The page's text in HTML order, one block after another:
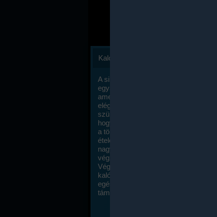
Kalóriaszámlálás
A sikeres fogyás titka valójában igen
egyszerű: égess több energiát, mint
amennyit beviszel. Természetesen
elég nagy fegyelemre és akaraterőre
szükség, de meglepődve fogod
hogy a kalóriaszámolás mennyire
a többi diétához képest. Itt nincsenek
ételek és a megengedett kalóriabevitelt
nagymértékben növelheted ha
végzel.
Végül, de nem utolsó sorban, a
kalóriaszámolás módszerét a legtöbb
egészségügyi szakorvos ajánlja és
támogatja.